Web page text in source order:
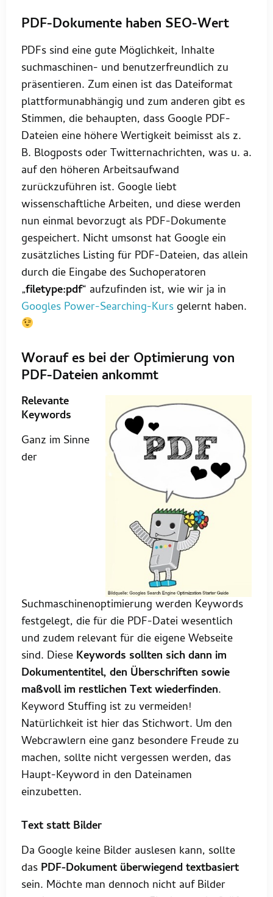
PDF-Dokumente haben SEO-Wert
PDFs sind eine gute Möglichkeit, Inhalte
suchmaschinen- und benutzerfreundlich zu
präsentieren. Zum einen ist das Dateiformat
plattformunabhängig und zum anderen gibt es
Stimmen, die behaupten, dass Google PDF-
Dateien eine höhere Wertigkeit beimisst als z.
B. Blogposts oder Twitternachrichten, was u. a.
auf den höheren Arbeitsaufwand
zurückzuführen ist. Google liebt
wissenschaftliche Arbeiten, und diese werden
nun einmal bevorzugt als PDF-Dokumente
gespeichert. Nicht umsonst hat Google ein
zusätzliches Listing für PDF-Dateien, das allein
durch die Eingabe des Suchoperatoren
„filetype:pdf“ aufzufinden ist, wie wir ja in
Googles Power-Searching-Kursgelernt haben.
Worauf es bei der Optimierung von
PDF-Dateien ankommt
Relevante
Keywords
Ganz im Sinne
der
Suchmaschinenoptimierung werden Keywords
festgelegt, die für die PDF-Datei wesentlich
und zudem relevant für die eigene Webseite
sind. Diese Keywords sollten sich dann im
Dokumententitel, den Überschriften sowie
maßvoll im restlichen Text wiederfinden.
Keyword Stuffing ist zu vermeiden!
Natürlichkeit ist hier das Stichwort. Um den
Webcrawlern eine ganz besondere Freude zu
machen, sollte nicht vergessen werden, das
Haupt-Keyword in den Dateinamen
einzubetten.
Text statt Bilder
Da Google keine Bilder auslesen kann, sollte
das PDF-Dokument überwiegend textbasiert
sein. Möchte man dennoch nicht auf Bilder